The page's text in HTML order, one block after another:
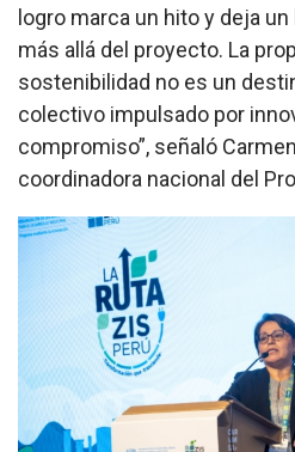
logro marca un hito y deja
más allá del proyecto. La
sostenibilidad no es un
colectivo impulsado por
compromiso”, señaló
coordinadora nacional del